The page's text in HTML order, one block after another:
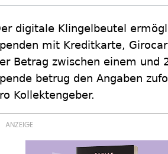
digitale Klingelbeutel
mit Kreditkarte,
Betrag zwischen einem und
betrug den Angaben
Kollektengeber.